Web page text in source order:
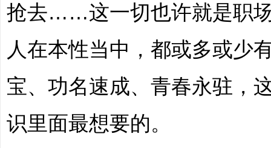
哲
抢去……这一切也许就是职
人在本性当中，都或多或少
宝、功名速成、青春永驻，
识里面最想要的。